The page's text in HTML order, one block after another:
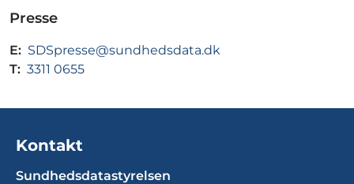
Presse
E: SDSpresse@sundhedsdata.dk
T: 3311 0655
Kontakt
Sundhedsdatastyrelsen